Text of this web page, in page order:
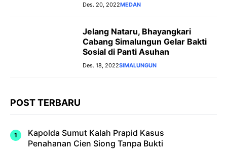
Des. 20, 2022MEDAN
Jelang Nataru, Bhayangkari
Cabang Simalungun Gelar Bakti
Sosial di Panti Asuhan
Des. 18, 2022SIMALUNGUN
POST TERBARU
Kapolda Sumut Kalah Prapid Kasus
Penahanan Cien Siong Tanpa Bukti